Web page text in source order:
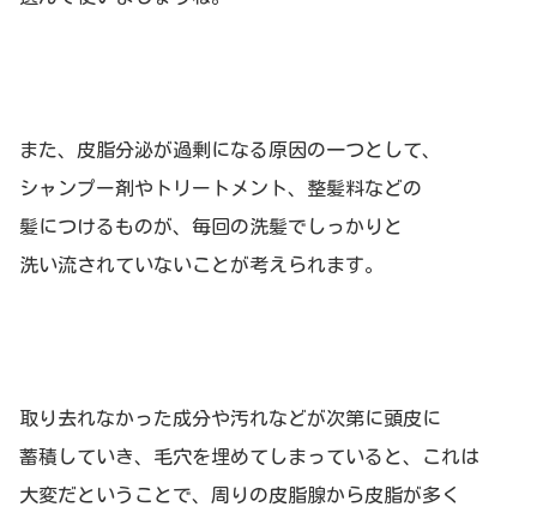
また、皮脂分泌が過剰になる原因の一つとして、
シャンプー剤やトリートメント、整髪料などの
髪につけるものが、毎回の洗髪でしっかりと
洗い流されていないことが考えられます。
取り去れなかった成分や汚れなどが次第に頭皮に
蓄積していき、毛穴を埋めてしまっていると、これは
大変だということで、周りの皮脂腺から皮脂が多く